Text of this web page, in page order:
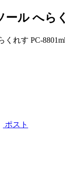
ル へら
ポスト